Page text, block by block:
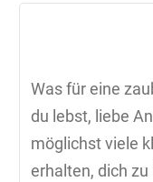
Was für eine
du lebst, liebe
möglichst viele
erhalten, dich zu